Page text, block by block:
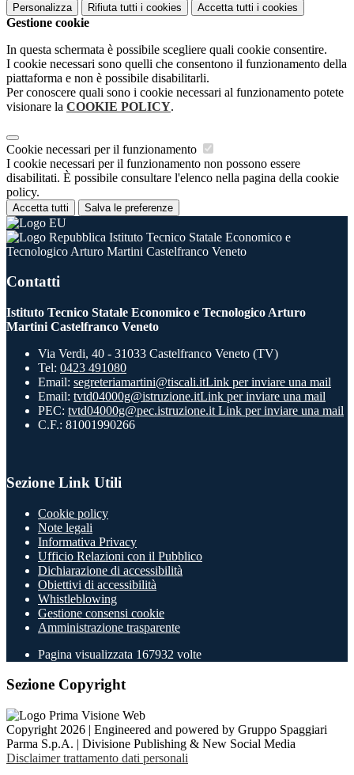
Personalizza Rifiuta tutti i cookies Accetta tutti i cookies
Gestione cookie
In questa schermata è possibile scegliere quali cookie consentire.
I cookie necessari sono quelli che consentono il funzionamento della
piattaforma e non è possibile disabilitarli.
Per conoscere quali sono i cookie necessari al funzionamento potete
visionare la COOKIE POLICY.
Cookie necessari per il funzionamento
I cookie necessari per il funzionamento non possono essere
disabilitati. È possibile consultare l'elenco nella pagina della cookie
policy.
Accetta tutti Salva le preferenze
Istituto Tecnico Statale Economico e
Tecnologico Arturo Martini Castelfranco Veneto
Contatti
Istituto Tecnico Statale Economico e Tecnologico Arturo
Martini Castelfranco Veneto
Via Verdi, 40 - 31033 Castelfranco Veneto (TV)
Tel: 0423 491080
Email: segreteriamartini@tiscali.itLink per inviare una mail
Email: tvtd04000g@istruzione.itLink per inviare una mail
PEC: tvtd04000g@pec.istruzione.it Link per inviare una mail
C.F.: 81001990266
Sezione Link Utili
Cookie policy
Note legali
Informativa Privacy
Ufficio Relazioni con il Pubblico
Dichiarazione di accessibilità
Obiettivi di accessibilità
Whistleblowing
Gestione consensi cookie
Amministrazione trasparente
Pagina visualizzata 167932 volte
Sezione Copyright
Copyright 2026 | Engineered and powered by Gruppo Spaggiari
Parma S.p.A. | Divisione Publishing & New Social Media
Disclaimer trattamento dati personali